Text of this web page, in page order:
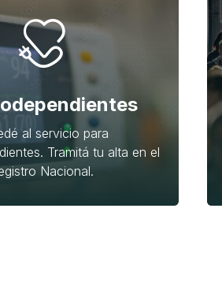
al servicio para
Tramitá tu alta en el
Nacional.